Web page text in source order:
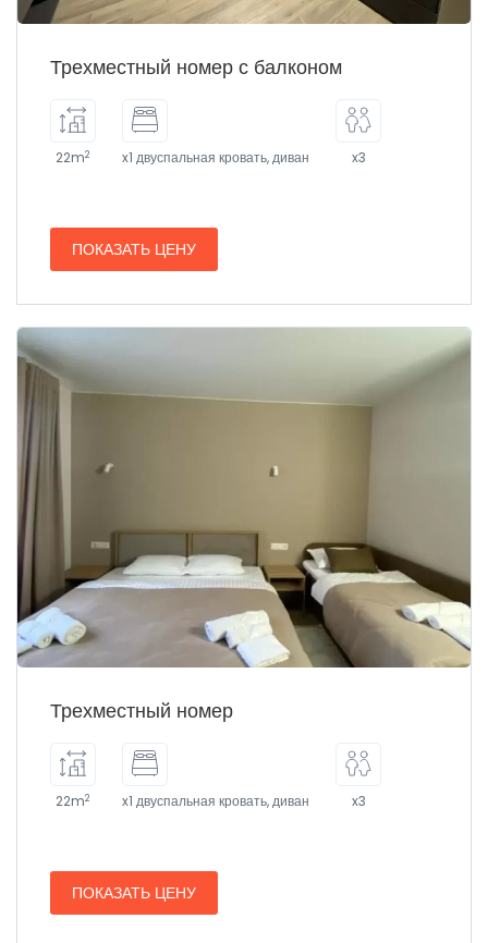
Трехместный номер с балконом
22m2 x1 двуспальная кровать, диван x3
ПОКАЗАТЬ ЦЕНУ
Трехместный номер
22m2 x1 двуспальная кровать, диван x3
ПОКАЗАТЬ ЦЕНУ